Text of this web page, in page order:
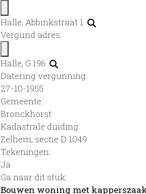
Halle, Abbinkstraat 1
Vergund adres:
Halle, G 196
Datering vergunning:
27-10-1955
Gemeente:
Bronckhorst
Kadastrale duiding:
Zelhem, sectie D 1049
Tekeningen:
Ja
Ga naar dit stuk:
Bouwen woning met